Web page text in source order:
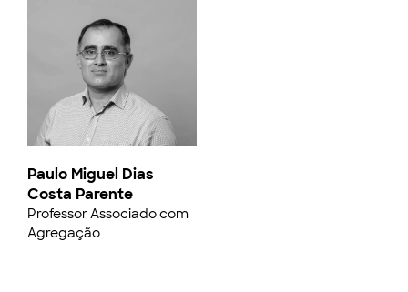
Paulo Miguel Dias
Costa Parente
Professor Associado com
Agregação